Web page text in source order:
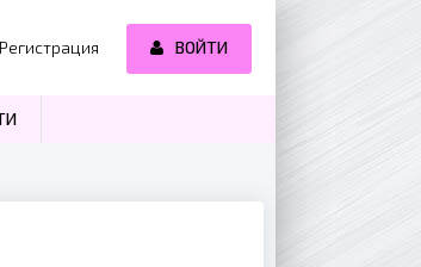
Регистрация ВОЙТИ